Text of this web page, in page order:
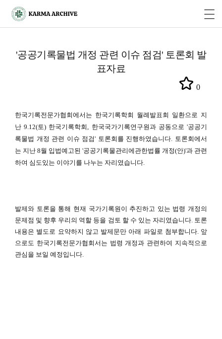
'공공기록물법 개정 관련 이슈 점검' 토론회 발
표자료
0
한국기록전문가협회에서는 한국기록학회 월례발표회 일환으로 지
난 9.12(토) 한국기록학회, 한국국가기록연구원과 공동으로 '공공기
록물법 개정 관련 이슈 점검' 토론회를 진행하였습니다. 토론회에서
는 지난 8월 입법예고된 '공공기록물관리에관한법률 개정(안)'과 관련
하여 심도있는 이야기를 나누는 자리였습니다.
발제와 토론을 통해 현재 국가기록원이 추진하고 있는 법령 개정의
문제점 및 향후 우리의 역할 등을 검토 할 수 있는 자리였습니다. 토론
내용은 별도로 요약하지 않고 발제문만 아래 파일로 첨부합니다. 앞
으로도 한국기록전문가협회서는 법령 개정과 관련하여 지속적으로
관심을 보일 예정입니다.